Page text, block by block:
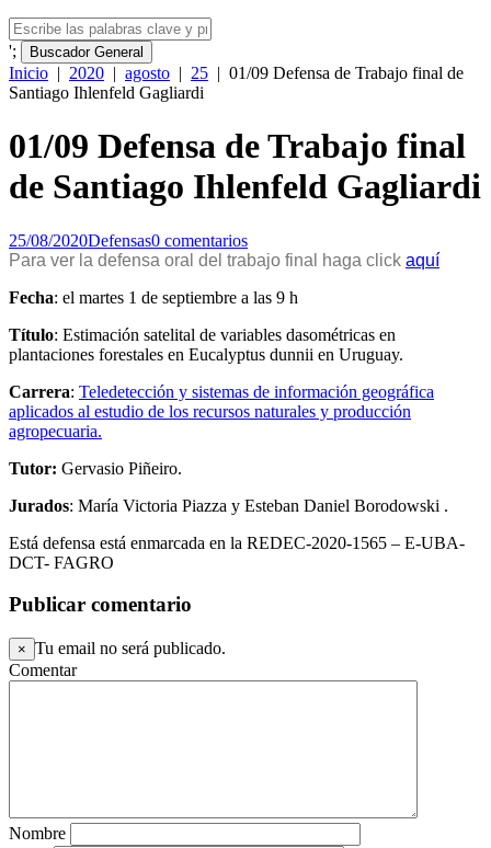
'; Buscador General
Inicio | 2020 | agosto | 25 | 01/09 Defensa de Trabajo final de
Santiago Ihlenfeld Gagliardi
01/09 Defensa de Trabajo final
de Santiago Ihlenfeld Gagliardi
25/08/2020Defensas0 comentarios
Para ver la defensa oral del trabajo final haga click aquí
Fecha: el martes 1 de septiembre a las 9 h
Título: Estimación satelital de variables dasométricas en
plantaciones forestales en Eucalyptus dunnii en Uruguay.
Carrera: Teledetección y sistemas de información geográfica
aplicados al estudio de los recursos naturales y producción
agropecuaria.
Tutor: Gervasio Piñeiro.
Jurados: María Victoria Piazza y Esteban Daniel Borodowski .
Está defensa está enmarcada en la REDEC-2020-1565 – E-UBA-
DCT- FAGRO
Publicar comentario
× Tu email no será publicado.
Comentar
Nombre